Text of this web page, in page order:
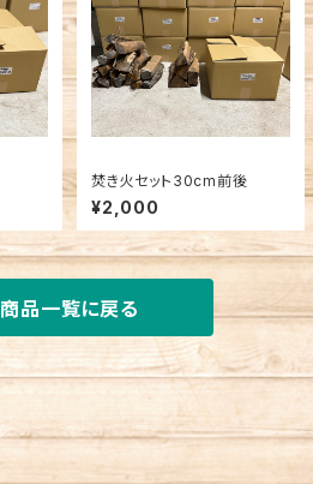
焚き火セット30cm前後
¥2,000
商品一覧に戻る